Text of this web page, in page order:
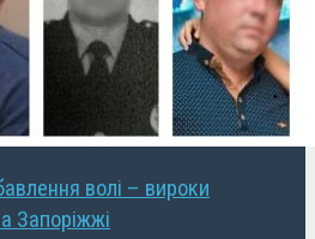
волі – вироки
Запоріжжі